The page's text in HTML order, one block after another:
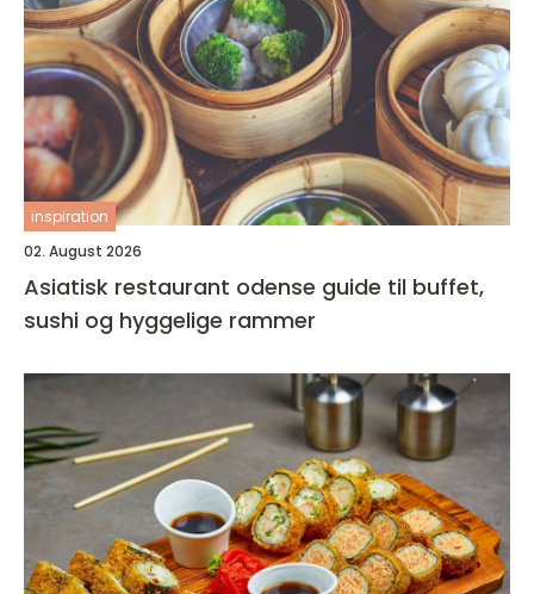
inspiration
02. August 2026
Asiatisk restaurant odense guide til buffet,
sushi og hyggelige rammer